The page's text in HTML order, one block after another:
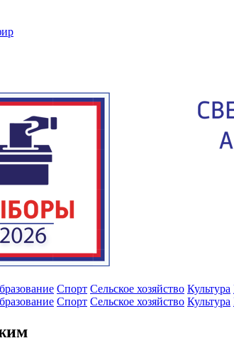
Спорт Сельское хозяйство Культура
Спорт Сельское хозяйство Культура